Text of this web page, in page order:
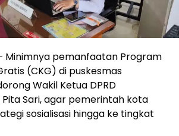
Minimnya pemanfaatan Program
(CKG) di puskesmas
Wakil Ketua DPRD
Pita Sari, agar pemerintah kota
sosialisasi hingga ke tingkat